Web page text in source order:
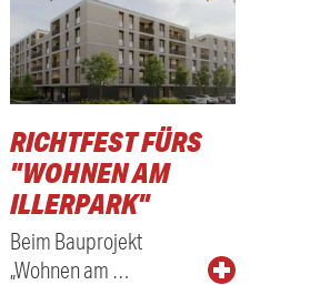
RICHTFEST FÜRS
"WOHNEN AM
ILLERPARK"
Beim Bauprojekt
„Wohnen am …